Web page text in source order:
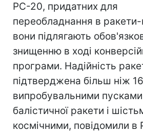
PC-20, придатних для
переобладнання в ракети-
вони підлягають
знищенню в ході
програми. Надійність
підтверджена більш ніж
випробувальними пусками
балістичної ракети і
космічними, повідомили в